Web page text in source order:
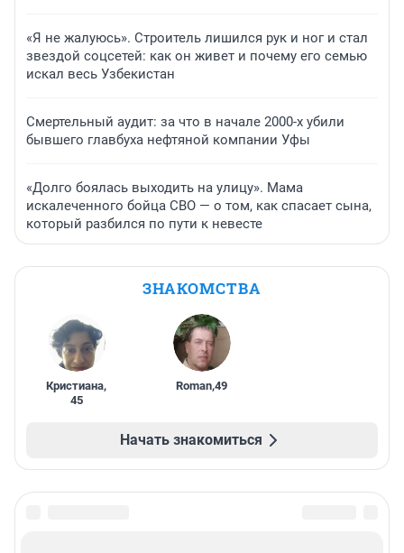
«Я не жалуюсь». Строитель лишился рук и ног и стал
звездой соцсетей: как он живет и почему его семью
искал весь Узбекистан
Смертельный аудит: за что в начале 2000-х убили
бывшего главбуха нефтяной компании Уфы
«Долго боялась выходить на улицу». Мама
искалеченного бойца СВО — о том, как спасает сына,
который разбился по пути к невесте
ЗНАКОМСТВА
Кристиана,
45
Roman,49
Начать знакомиться